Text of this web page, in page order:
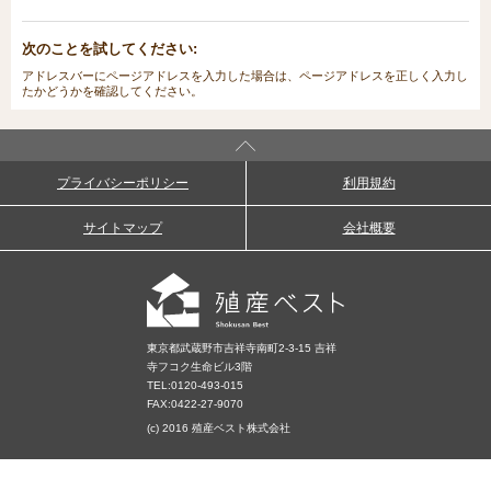
次のことを試してください:
アドレスバーにページアドレスを入力した場合は、ページアドレスを正しく入力し
たかどうかを確認してください。
プライバシーポリシー 利用規約
サイトマップ 会社概要
東京都武蔵野市吉祥寺南町2-3-15 吉祥
寺フコク生命ビル3階
TEL:0120-493-015
FAX:0422-27-9070
(c) 2016 殖産ベスト株式会社